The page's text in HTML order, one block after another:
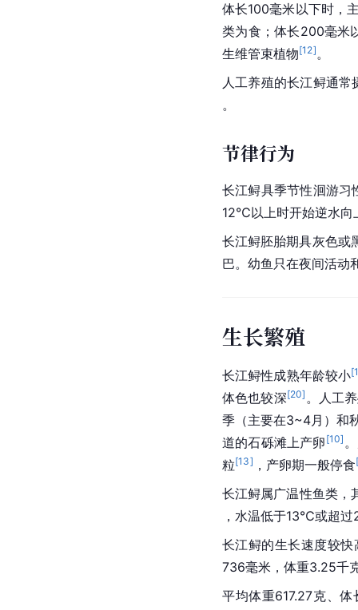
体长100毫米以下时，
类为食；体长200毫米
生维管束植物[12]。
人工养殖的长江鲟通常
。
节律行为
长江鲟具季节性洄游习
12℃以上时开始逆水向
长江鲟胚胎期具灰色或
巴。幼鱼只在夜间活动
生长繁殖
长江鲟性成熟年龄较小[
体色也较深[20] 。人工
季（主要在3~4月）和
道的石砾滩上产卵 [10]
粒[13] ，产卵期一般停食
长江鲟属广温性鱼类
，水温低于13℃或超
长江鲟的生长速度较快
736毫米，体重3.25千
平均体重617.27克、